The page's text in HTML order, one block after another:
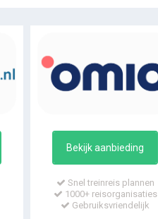
Bekijk aanbieding
Snel treinreis plannen
1000+ reisorganisaties
Gebruiksvriendelijk